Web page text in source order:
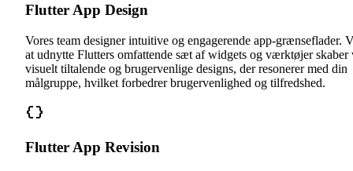
Flutter App Design
Vores team designer intuitive og engagerende app-grænseflader.
at udnytte Flutters omfattende sæt af widgets og værktøjer skaber
visuelt tiltalende og brugervenlige designs, der resonerer med din
målgruppe, hvilket forbedrer brugervenlighed og tilfredshed.
Flutter App Revision